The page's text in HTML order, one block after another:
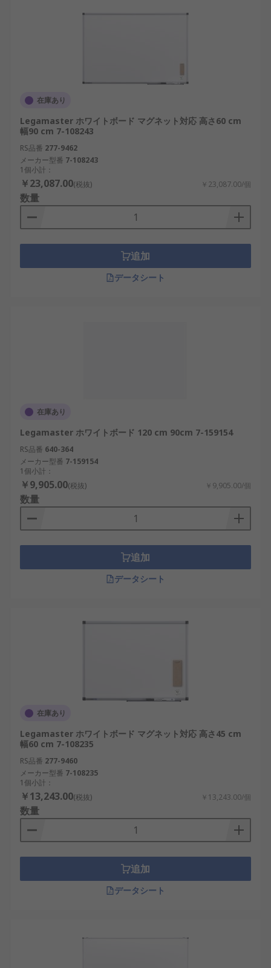
在庫あり
Legamaster ホワイトボード マグネット対応 高さ60 cm
幅90 cm 7-108243
RS品番 277-9462
メーカー型番 7-108243
1個小計：
￥23,087.00(税抜) ￥23,087.00/個
数量
追加
データシート
在庫あり
Legamaster ホワイトボード 120 cm 90cm 7-159154
RS品番 640-364
メーカー型番 7-159154
1個小計：
￥9,905.00(税抜) ￥9,905.00/個
数量
追加
データシート
在庫あり
Legamaster ホワイトボード マグネット対応 高さ45 cm
幅60 cm 7-108235
RS品番 277-9460
メーカー型番 7-108235
1個小計：
￥13,243.00(税抜) ￥13,243.00/個
数量
追加
データシート